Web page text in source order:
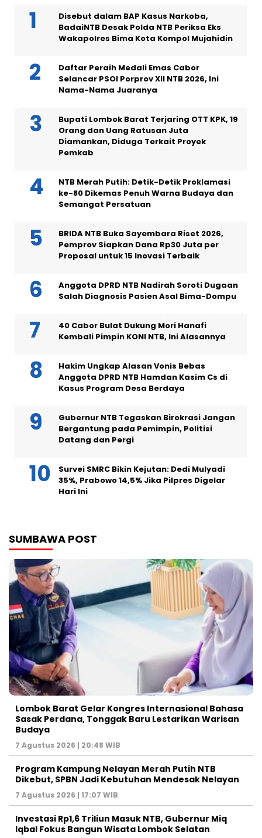
Disebut dalam BAP Kasus Narkoba,
BadaiNTB Desak Polda NTB Periksa Eks
Wakapolres Bima Kota Kompol Mujahidin
Daftar Peraih Medali Emas Cabor
Selancar PSOI Porprov XII NTB 2026, Ini
Nama-Nama Juaranya
Bupati Lombok Barat Terjaring OTT KPK, 19
Orang dan Uang Ratusan Juta
Diamankan, Diduga Terkait Proyek
Pemkab
NTB Merah Putih: Detik-Detik Proklamasi
ke-80 Dikemas Penuh Warna Budaya dan
Semangat Persatuan
BRIDA NTB Buka Sayembara Riset 2026,
Pemprov Siapkan Dana Rp30 Juta per
Proposal untuk 15 Inovasi Terbaik
Anggota DPRD NTB Nadirah Soroti Dugaan
Salah Diagnosis Pasien Asal Bima-Dompu
40 Cabor Bulat Dukung Mori Hanafi
Kembali Pimpin KONI NTB, Ini Alasannya
Hakim Ungkap Alasan Vonis Bebas
Anggota DPRD NTB Hamdan Kasim Cs di
Kasus Program Desa Berdaya
Gubernur NTB Tegaskan Birokrasi Jangan
Bergantung pada Pemimpin, Politisi
Datang dan Pergi
Survei SMRC Bikin Kejutan: Dedi Mulyadi
35%, Prabowo 14,5% Jika Pilpres Digelar
Hari Ini
SUMBAWA POST
Lombok Barat Gelar Kongres Internasional Bahasa
Sasak Perdana, Tonggak Baru Lestarikan Warisan
Budaya
7 Agustus 2026 | 20:48 WIB
Program Kampung Nelayan Merah Putih NTB
Dikebut, SPBN Jadi Kebutuhan Mendesak Nelayan
7 Agustus 2026 | 17:07 WIB
Investasi Rp1,6 Triliun Masuk NTB, Gubernur Miq
Iqbal Fokus Bangun Wisata Lombok Selatan